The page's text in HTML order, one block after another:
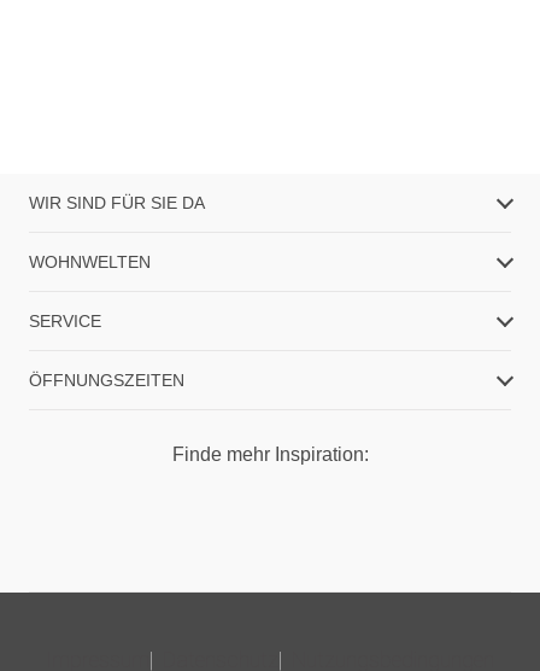
WIR SIND FÜR SIE DA
WOHNWELTEN
SERVICE
ÖFFNUNGSZEITEN
Finde mehr Inspiration: